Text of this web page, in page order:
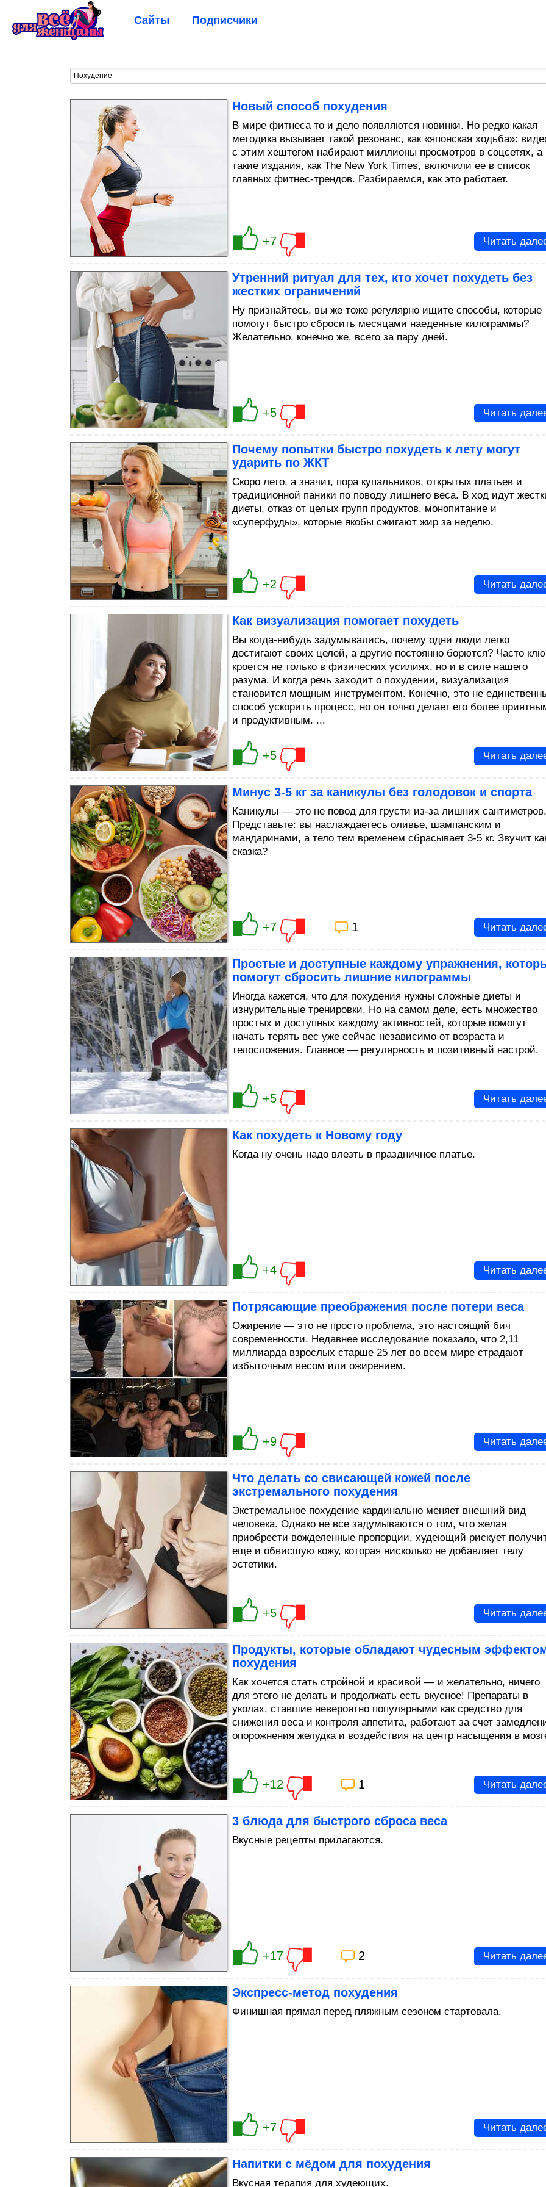
Сайты Подписчики
Новый способ похудения
В мире фитнеса то и дело появляются новинки. Но редко какая
методика вызывает такой резонанс, как «японская ходьба»:
с этим хештегом набирают миллионы просмотров в соцсетях, а
такие издания, как The New York Times, включили ее в список
главных фитнес-трендов. Разбираемся, как это работает.
+7 Читать
Утренний ритуал для тех, кто хочет похудеть без
жестких ограничений
Ну признайтесь, вы же тоже регулярно ищите способы, которые
помогут быстро сбросить месяцами наеденные килограммы?
Желательно, конечно же, всего за пару дней.
+5 Читать
Почему попытки быстро похудеть к лету могут
ударить по ЖКТ
Скоро лето, а значит, пора купальников, открытых платьев и
традиционной паники по поводу лишнего веса. В ход идут
диеты, отказ от целых групп продуктов, монопитание и
«суперфуды», которые якобы сжигают жир за неделю.
+2 Читать
Как визуализация помогает похудеть
Вы когда-нибудь задумывались, почему одни люди легко
достигают своих целей, а другие постоянно борются? Часто
кроется не только в физических усилиях, но и в силе нашего
разума. И когда речь заходит о похудении, визуализация
становится мощным инструментом. Конечно, это не
способ ускорить процесс, но он точно делает его более
и продуктивным. ...
+5 Читать
Минус 3-5 кг за каникулы без голодовок и спорта
Каникулы — это не повод для грусти из-за лишних сантиметров.
Представьте: вы наслаждаетесь оливье, шампанским и
мандаринами, а тело тем временем сбрасывает 3-5 кг. Звучит
сказка?
+7 1 Читать
Простые и доступные каждому упражнения,
помогут сбросить лишние килограммы
Иногда кажется, что для похудения нужны сложные диеты и
изнурительные тренировки. Но на самом деле, есть множество
простых и доступных каждому активностей, которые помогут
начать терять вес уже сейчас независимо от возраста и
телосложения. Главное — регулярность и позитивный настрой.
+5 Читать
Как похудеть к Новому году
Когда ну очень надо влезть в праздничное платье.
+4 Читать
Потрясающие преображения после потери веса
Ожирение — это не просто проблема, это настоящий бич
современности. Недавнее исследование показало, что 2,11
миллиарда взрослых старше 25 лет во всем мире страдают
избыточным весом или ожирением.
+9 Читать
Что делать со свисающей кожей после
экстремального похудения
Экстремальное похудение кардинально меняет внешний вид
человека. Однако не все задумываются о том, что желая
приобрести вожделенные пропорции, худеющий рискует
еще и обвисшую кожу, которая нисколько не добавляет телу
эстетики.
+5 Читать
Продукты, которые обладают чудесным
похудения
Как хочется стать стройной и красивой — и желательно, ничего
для этого не делать и продолжать есть вкусное! Препараты в
уколах, ставшие невероятно популярными как средство для
снижения веса и контроля аппетита, работают за счет
опорожнения желудка и воздействия на центр насыщения в
+12 1 Читать
3 блюда для быстрого сброса веса
Вкусные рецепты прилагаются.
+17 2 Читать
Экспресс-метод похудения
Финишная прямая перед пляжным сезоном стартовала.
+7 Читать
Напитки с мёдом для похудения
Вкусная терапия для худеющих.